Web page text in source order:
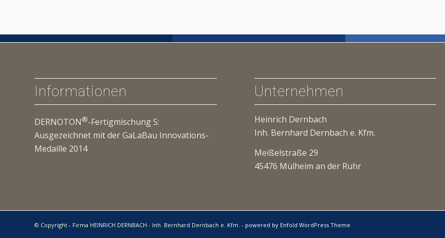
Informationen
DERNOTON®-Fertigmischung S:
Ausgezeichnet mit der GaLaBau Innovations-
Medaille 2014
Unternehmen
Heinrich Dernbach
Inh. Bernhard Dernbach e. Kfm.
Meißelstraße 29
45476 Mülheim an der Ruhr
© Copyright - Firma HEINRICH DERNBACH - Inh. Bernhard Dernbach e. Kfm. - powered by Enfold WordPress Theme